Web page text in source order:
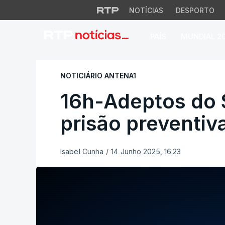
NOTÍCIAS DESPORTO
16h-Adeptos do
NOTICIÁRIO ANTENA1
16h-Adeptos do
prisão
Isabel Cunha / 14 Junho 2025, 16:23